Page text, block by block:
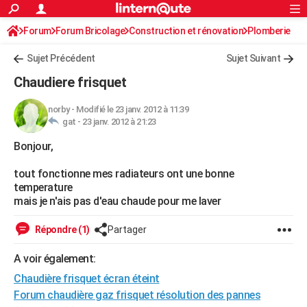
ACTUALITÉS
Politique
Société
Faits Divers
Education
Monde
Villes
+
FINANCE
Retraite
Impôts
Epargne
Immobilier
Risques naturels par ville
Banque
Assurance
Crédit
AUTO
Essais
Réserver un essai
Citadines
Berlines
SUV
Forum auto
+HIGH-TECH
Mobiles
Meilleur smartphone
Internet
Ordinateurs
Jeux vidéo
Guide high-tech
+BRICOLAGE
Forum
Aménagement intérieur
Extérieur
Cuisine
Salle de bains
Jardinage
Rangement
Guides de France
Escapades
Patrimoine
Expositions
Musées
Week-end nature
Art de vivre
Bien-être
Loisirs
Mode
Modes de vie
Alimentation
Guide de la santé
Maladies
Médicaments
Sommeil
VOYAGE
Rechercher
S'inscrire
Connexion
Forum Forum Bricolage Construction et rénovation Plomberie
Sujet Précédent Sujet Suivant
Chaudiere frisquet
norby- Modifié le 23 janv. 2012 à 11:39
gat - 23 janv. 2012 à 21:23
Bonjour,
tout fonctionne mes radiateurs ont une bonne
temperature
mais je n'ais pas d'eau chaude pour me laver
Répondre (1) Partager
A voir également:
Chaudière frisquet écran éteint
Forum chaudière gaz frisquet résolution des pannes